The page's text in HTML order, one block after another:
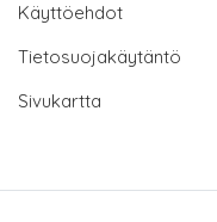
Käyttöehdot
Tietosuojakäytäntö
Sivukartta